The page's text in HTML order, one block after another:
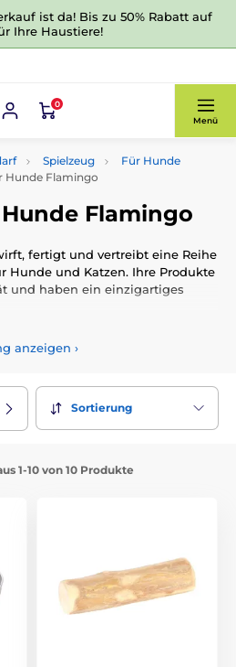
ist da! Bis zu 50% Rabatt auf
Ihre Haustiere!
0
Menü
Spielzeug
Für Hunde
Hunde Flamingo
Flamingo
fertigt und vertreibt eine Reihe
Hunde und Katzen. Ihre Produkte
und haben ein einzigartiges
anzeigen ›
Sortierung
1-10 von 10 Produkte